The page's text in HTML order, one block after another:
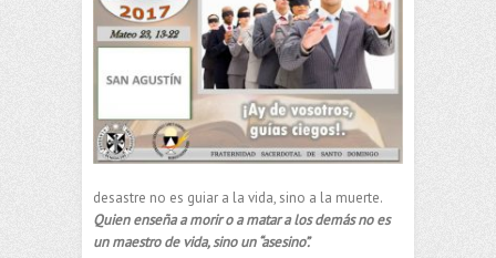
desastre no es guiar a la vida, sino a la muerte.
Quien enseña a morir o a matar a los demás no es
un maestro de vida, sino un “asesino”.